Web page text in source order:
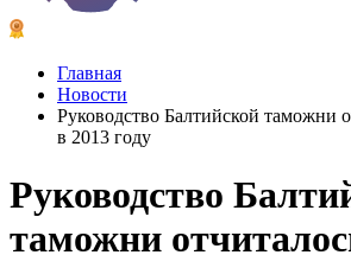
Главная
Новости
Руководство Балтийской таможни
в 2013 году
Руководство
таможни